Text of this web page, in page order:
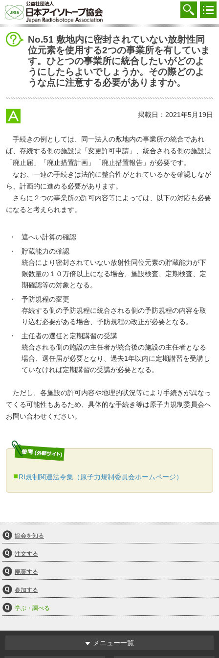
協会を知る
廃棄する
参加する
会員マイページ
交通アクセス
採用
お問合せ
No.51 敷地内に密封されていない放射性同
位元素を使用する2つの事業所を有していま
す。ひとつの事業所に統合したいがどのよ
うにしたらよいでしょうか。その際どのよ
うな点に注意する必要がありますか。
掲載日：2021年5月19日
手続きの例としては、同一法人の敷地内の事業所の統合であれ
ば、存続する側の施設は「変更許可申請」、統合される側の施設は
「廃止届」「廃止措置計画」「廃止措置報告」が必要です。
なお、一連の手続きは法的に整合性がとれているかを確認しなが
ら、計画的に進める必要があります。
さらに２つの事業所の許可内容等によっては、以下の対応も必要
になると考えられます。
・
遮へい計算の確認
・
貯蔵能力の確認
統合により密封されていない放射性同位元素の貯蔵能力が下
限数量の１０万倍以上になる場合、施設検査、定期検査、定
期確認等の対象となる。
・
予防規程の変更
存続する側の予防規程に統合される側の予防規程の内容を取
り込む必要がある場合、予防規程の改正が必要となる。
・
主任者の選任と定期講習の受講
統合される側の施設の主任者が統合後の施設の主任者となる
場合、選任届が必要となり、過去1年以内に定期講習を受講し
ていなければ定期講習の受講が必要となる。
ただし、各施設の許可内容や地理的状況等により手続きが異なっ
てくる可能性もあるため、具体的な手続き等は原子力規制委員会へ
お問い合わせください。
RI規制関連法令集（原子力規制委員会ホームページ）
協会を知る
注文する
廃棄する
参加する
学ぶ・調べる
メニュー一覧